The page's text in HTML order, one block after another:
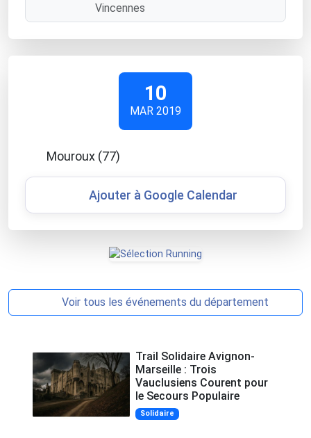
Vincennes
10
MAR 2019
Mouroux (77)
Ajouter à Google Calendar
Voir tous les événements du département
Trail Solidaire Avignon-
Marseille : Trois
Vauclusiens Courent pour
le Secours Populaire
Solidaire